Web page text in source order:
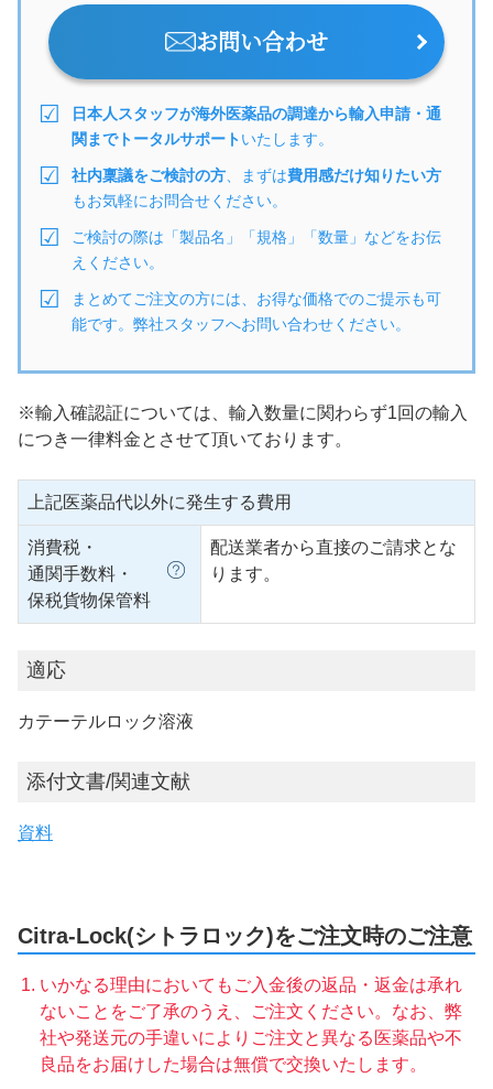
お問い合わせ
日本人スタッフが海外医薬品の調達から輸入申請・通
関までトータルサポートいたします。
社内稟議をご検討の方 、まずは費用感だけ知りたい方
もお気軽にお問合せください。
ご検討の際は「製品名」「規格」「数量」などをお伝
えください。
まとめてご注文の方には、お得な価格でのご提示も可
能です。弊社スタッフへお問い合わせください。
※輸入確認証については、輸入数量に関わらず1回の輸入
につき一律料金とさせて頂いております。
上記医薬品代以外に発生する費用
消費税・
通関手数料・
保税貨物保管料
配送業者から直接のご請求とな
ります。
適応
カテーテルロック溶液
添付文書/関連文献
資料
Citra-Lock(シトラロック)をご注文時のご注意
いかなる理由においてもご入金後の返品・返金は承れ
ないことをご了承のうえ、ご注文ください。なお、弊
社や発送元の手違いによりご注文と異なる医薬品や不
良品をお届けした場合は無償で交換いたします。